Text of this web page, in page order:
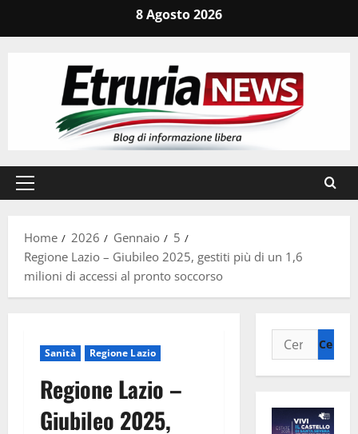
8 Agosto 2026
Menu
Home
2026 Gennaio
5
Regione Lazio – Giubileo 2025, gestiti più di un 1,6
milioni di accessi al pronto soccorso
Sanità Regione Lazio
Regione Lazio –
Giubileo 2025,
Ricerca
per: